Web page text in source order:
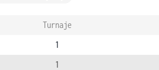
Turnaje
1
1